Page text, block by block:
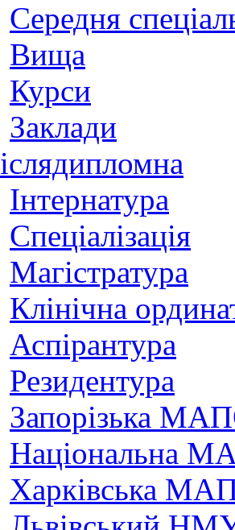
Середня
Вища
Курси
Заклади
Інтернатура
Спеціалізація
Магістратура
Клінічна
Аспірантура
Резидентура
Запорізька
Національна
Харківська